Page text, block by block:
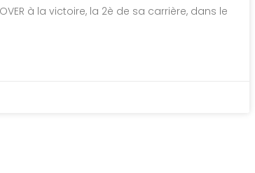
à la victoire, la 2è de sa carrière, dans le